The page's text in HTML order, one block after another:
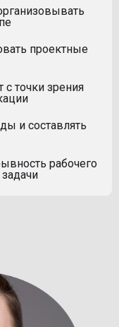
проектные
точки зрения
и составлять
рабочего